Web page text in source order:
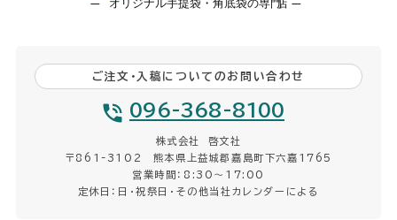
ご注文・入稿についてのお問い合わせ
096-368-8100
株式会社 啓文社
〒861-3102 熊本県上益城郡嘉島町下六嘉1765
営業時間：8:30〜17:00
定休日：日・祝祭日・その他当社カレンダーによる